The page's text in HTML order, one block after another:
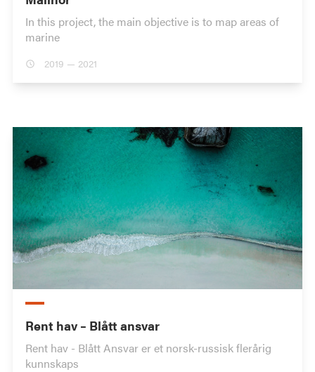
In this project, the main objective is to map areas of
marine
2019 — 2021
Rent hav – Blått ansvar
Rent hav - Blått Ansvar er et norsk-russisk flerårig
kunnskaps